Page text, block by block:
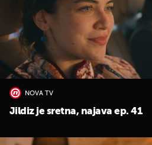
NOVA TV
Jildiz je sretna, najava ep. 41